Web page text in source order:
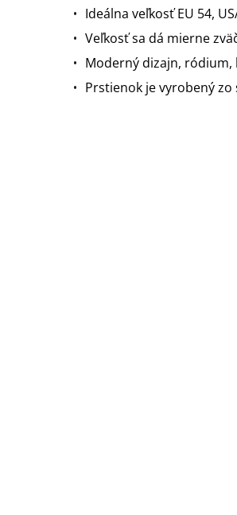
Ideálna veľkosť EU 54,
Veľkosť sa dá mierne
Moderný dizajn, ródium,
Prstienok je vyrobený